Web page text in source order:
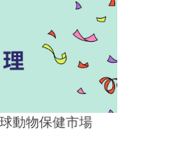
物保健市場